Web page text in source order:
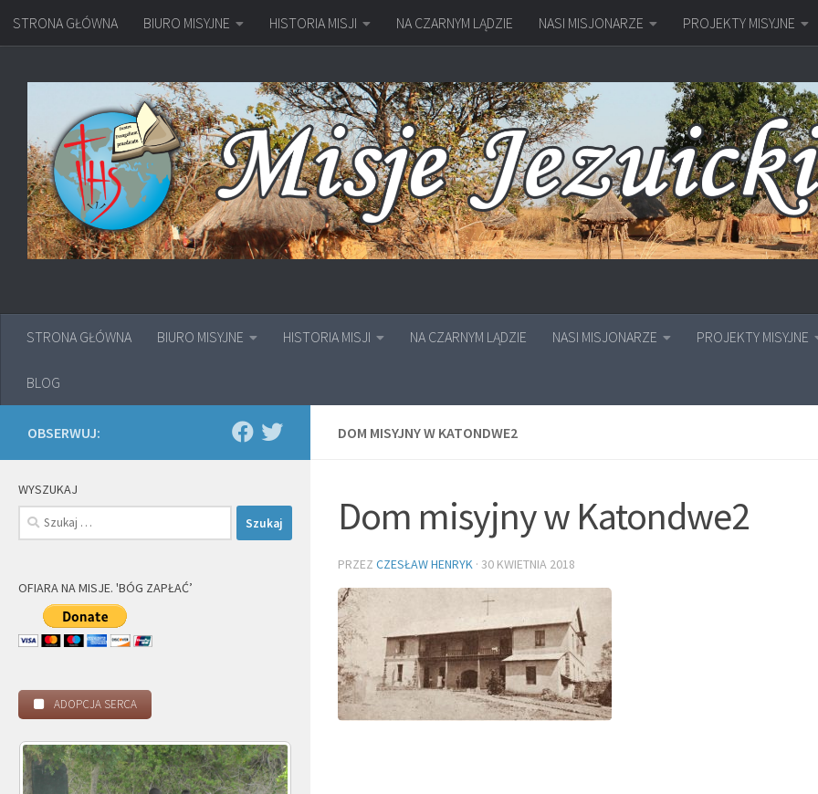
Przejdź do treści
STRONA GŁÓWNA BIURO MISYJNE HISTORIA MISJI NA CZARNYM LĄDZIE NASI MISJONARZE PROJEKTY MISYJNE
STRONA GŁÓWNA BIURO MISYJNE HISTORIA MISJI NA CZARNYM LĄDZIE NASI MISJONARZE PROJEKTY MISYJNE
BLOG
DOM MISYJNY W KATONDWE2
Dom misyjny w Katondwe2
PRZEZ CZESŁAW HENRYK · 30 KWIETNIA 2018
OBSERWUJ:
WYSZUKAJ
Szukaj:
OFIARA NA MISJE. 'BÓG ZAPŁAĆ’
ADOPCJA SERCA